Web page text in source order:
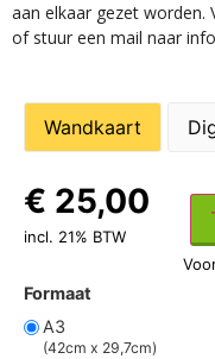
aan elkaar gezet worden.
of stuur een mail naar
Wandkaart
Formaat
A3
(42cm x 29,7cm)
€ 25,00
incl. 21% BTW